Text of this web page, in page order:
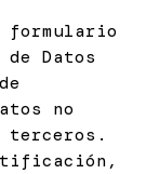
formulario
Datos
no
terceros.